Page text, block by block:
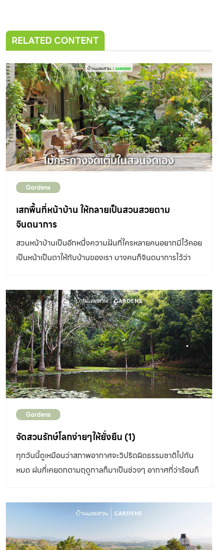
RELATED CONTENT
Gardens
เสกพื้นที่หน้าบ้าน ให้กลายเป็นสวนสวยตาม
จินตนาการ
สวนหน้าบ้านเป็นอีกหนึ่งความฝันที่ใครหลายคนอยากมีไว้คอย
เป็นหน้าเป็นตาให้กับบ้านของเรา บางคนก็จินตนาการไว้ว่า
Gardens
จัดสวนรักษ์โลกง่ายๆให้ยั่งยืน (1)
ทุกวันนี้ดูเหมือนว่าสภาพอากาศจะวิปริตผิดธรรมชาติไปกัน
หมด ฝนที่เคยตกตามฤดูกาลก็มาเป็นช่วงๆ อากาศที่ว่าร้อนก็
ตัวการของปัญหาเหล่านี้เป็นผลมาจากฝีมือของมนุษย์ทั้งสิ้น
ทางบ้านและสวนจึงขอหยิบยกรูปแบบการ จัดสวนรักษ์โลก
นอกจากเป็นการช่วยรักษาสิ่งแวดล้อมแล้ว การดูแลรักษาก็